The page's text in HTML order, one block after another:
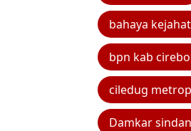
bahaya
bpn kab
ciledug
Damkar